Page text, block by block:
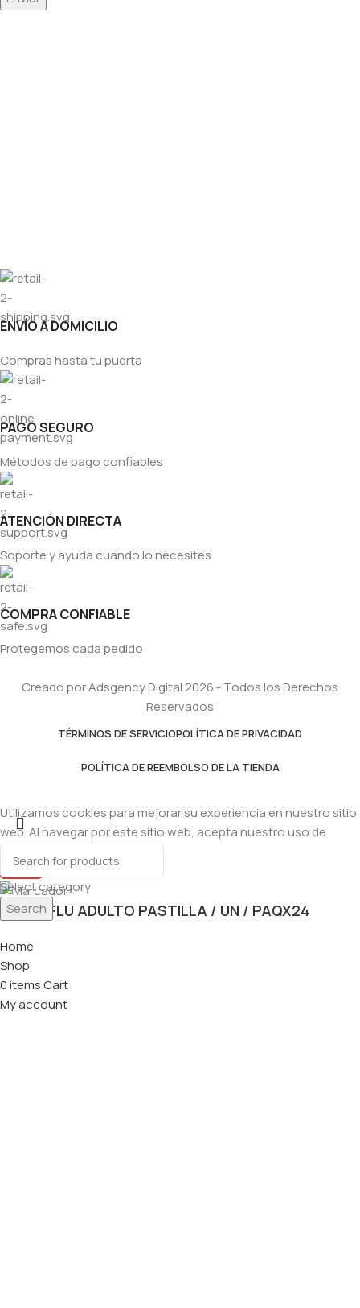
ENVÍO A DOMICILIO
Compras hasta tu puerta
PAGO SEGURO
Métodos de pago confiables
ATENCIÓN DIRECTA
Soporte y ayuda cuando lo necesites
COMPRA CONFIABLE
Protegemos cada pedido
Creado por Adsgency Digital 2026 - Todos los Derechos
Reservados
TÉRMINOS DE SERVICIOPOLÍTICA DE PRIVACIDAD
POLÍTICA DE REEMBOLSO DE LA TIENDA
Select category
Search
Utilizamos cookies para mejorar su experiencia en nuestro sitio
web. Al navegar por este sitio web, acepta nuestro uso de
Accept
LEMONFLU ADULTO PASTILLA / UN / PAQX24
Home
Shop
0itemsCart
My account